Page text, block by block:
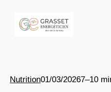
Nutrition01/03/20267–10